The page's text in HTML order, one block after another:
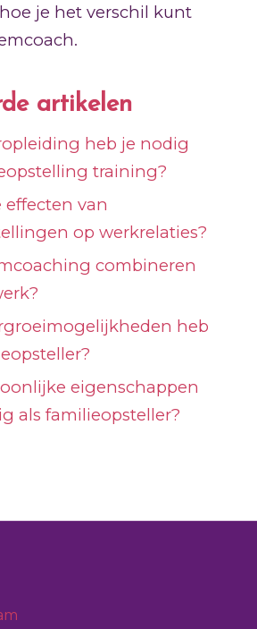
je het verschil kunt
artikelen
heb je nodig
training?
effecten van
op werkrelaties?
combineren
heb
eigenschappen
als familieopsteller?